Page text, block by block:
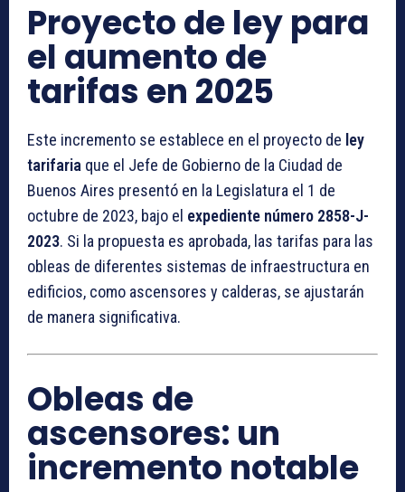
Proyecto de ley para
el aumento de
tarifas en 2025
Este incremento se establece en el proyecto de ley
tarifaria que el Jefe de Gobierno de la Ciudad de
Buenos Aires presentó en la Legislatura el 1 de
octubre de 2023, bajo el expediente número 2858-J-
2023. Si la propuesta es aprobada, las tarifas para las
obleas de diferentes sistemas de infraestructura en
edificios, como ascensores y calderas, se ajustarán
de manera significativa.
Obleas de
ascensores: un
incremento notable